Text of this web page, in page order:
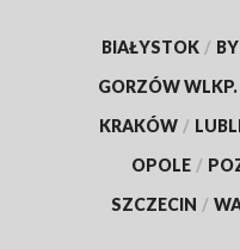
BIAŁYSTOK /
GORZÓW WLKP.
KRAKÓW /
OPOLE /
SZCZECIN /